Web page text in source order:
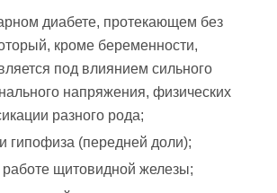
диабете, протекающем без
кроме беременности,
под влиянием сильного
напряжения, физических
разного рода;
гипофиза (передней доли);
щитовидной железы;